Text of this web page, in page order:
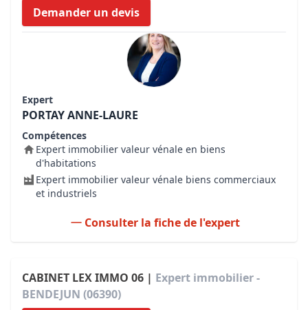
Demander un devis
Expert
PORTAY ANNE-LAURE
Compétences
Expert immobilier valeur vénale en biens
d'habitations
Expert immobilier valeur vénale biens commerciaux
et industriels
Consulter la fiche de l'expert
CABINET LEX IMMO 06 | Expert immobilier -
BENDEJUN (06390)